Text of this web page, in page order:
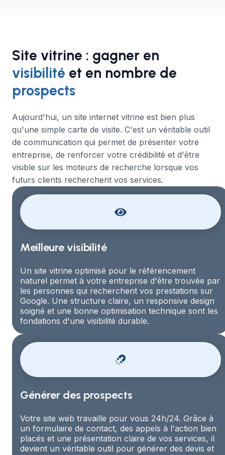
Site vitrine : gagner en
visibilité et en nombre de
prospects
Aujourd'hui, un site internet vitrine est bien plus
qu'une simple carte de visite. C'est un véritable outil
de communication qui permet de présenter votre
entreprise, de renforcer votre crédibilité et d'être
visible sur les moteurs de recherche lorsque vos
futurs clients recherchent vos services.
Meilleure visibilité
Un site vitrine optimisé pour le référencement
naturel permet à votre entreprise d'être trouvée par
les personnes qui recherchent vos prestations sur
Google. Une structure claire, un responsive design
soigné et une bonne optimisation technique sont les
fondations d'une visibilité durable.
Générer des prospects
Votre site web travaille pour vous 24h/24. Grâce à
un formulaire de contact, des appels à l'action bien
placés et une présentation claire de vos services, il
devient un véritable outil pour générer des devis et